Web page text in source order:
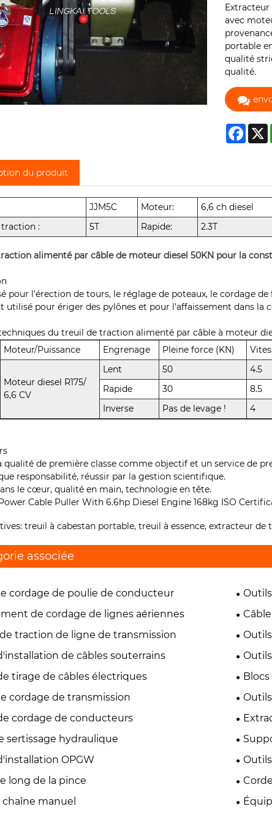
Extracteur
avec
portable
qualité
qualité.
X
du produit
JJM5C Moteur:
6,6 ch diesel
traction :
5T Rapide: 2.3T
alimenté par câble de moteur diesel 50KN pour la
pour l'érection de tours, le réglage de poteaux, le cordage
utilisé pour ériger des pylônes et pour l'affaissement dans la
du treuil de traction alimenté par câble à moteur
Moteur/Puissance Engrenage Pleine force (KN)
Moteur diesel R175/
6,6 CV
Lent 50 4.5
Rapide 30 8.5
Inverse
Pas de levage ! 4
qualité de première classe comme objectif et un service de
responsabilité, réussir par la gestion scientifique.
le cœur, qualité en main, technologie en tête.
treuil à cabestan portable, treuil à essence, extracteur de
associée
cordage de poulie de conducteur
de cordage de lignes aériennes
traction de ligne de transmission
de câbles souterrains
tirage de câbles électriques
cordage de transmission
cordage de conducteurs
sertissage hydraulique
OPGW
long de la pince
chaîne manuel